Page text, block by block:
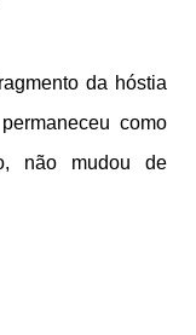
da hóstia
como
não mudou de